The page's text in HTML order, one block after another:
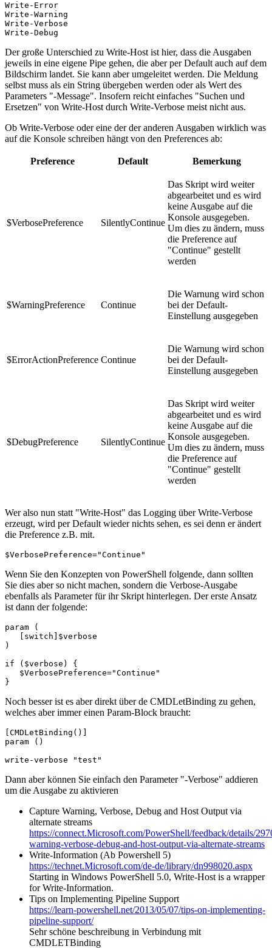
Write-Error
Write-Warning
Write-Verbose
Write-Debug
Der große Unterschied zu Write-Host ist hier, dass die Ausgaben
jeweils in eine eigene Pipe gehen, die aber per Default auch auf dem
Bildschirm landet. Sie kann aber umgeleitet werden. Die Meldung
selbst muss als ein String übergeben werden oder als Wert des
Parameters "-Message". Insofern reicht einfaches "Suchen und
Ersetzen" von Write-Host durch Write-Verbose meist nicht aus.
Ob Write-Verbose oder eine der der anderen Ausgaben wirklich was
auf die Konsole schreiben hängt von den Preferences ab:
Preference Default Bemerkung
$VerbosePreference SilentlyContinue
Das Skript wird weiter
abgearbeitet und es wird
keine Ausgabe auf die
Konsole ausgegeben.
Um dies zu ändern, muss
die Preference auf
"Continue" gestellt
werden
$WarningPreference Continue
Die Warnung wird schon
bei der Default-
Einstellung ausgegeben
$ErrorActionPreference Continue
Die Warnung wird schon
bei der Default-
Einstellung ausgegeben
$DebugPreference SilentlyContinue
Das Skript wird weiter
abgearbeitet und es wird
keine Ausgabe auf die
Konsole ausgegeben.
Um dies zu ändern, muss
die Preference auf
"Continue" gestellt
werden
Wer also nun statt "Write-Host" das Logging über Write-Verbose
erzeugt, wird per Default wieder nichts sehen, es sei denn er ändert
die Preference z.B. mit.
$VerbosePreference="Continue"
Wenn Sie den Konzepten von PowerShell folgende, dann sollten
Sie dies aber so nicht machen, sondern die Verbose-Ausgabe
ebenfalls als Parameter für ihr Skript hinterlegen. Der erste Ansatz
ist dann der folgende:
param (
   [switch]$verbose
)
if ($verbose) {
   $VerbosePreference="Continue"
}
Noch besser ist es aber direkt über de CMDLetBinding zu gehen,
welches aber immer einen Param-Block braucht:
[CMDLetBinding()]
param ()
write-verbose "test"
Dann aber können Sie einfach den Parameter "-Verbose" addieren
um die Ausgabe zu aktivieren
Capture Warning, Verbose, Debug and Host Output via
alternate streams
https://connect.Microsoft.com/PowerShell/feedback/details/
warning-verbose-debug-and-host-output-via-alternate-streams
Write-Information (Ab Powershell 5)
https://technet.Microsoft.com/de-de/library/dn998020.aspx
Starting in Windows PowerShell 5.0, Write-Host is a wrapper
for Write-Information.
Tips on Implementing Pipeline Support
https://learn-powershell.net/2013/05/07/tips-on-implementing-
pipeline-support/
Sehr schöne beschreibung in Verbindung mit
CMDLETBinding